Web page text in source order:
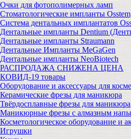
Очки для фотополимерных ламп
Стоматологические импланты
Система дентальных имплантатов
Дентальные импланты Dentium
Дентальные импланты Straumann
Дентальные Импланты MeGaGen
Дентальные импланты NeoBiotech
РАСПРОДАЖА СНИЖЕНА ЦЕНА
КОВИД-19 товары
Оборудование и аксессуары для
Керамические фрезы для маникюра
Твёрдосплавные фрезы для маникюра
Маникюрные фрезы с алмазным
Косметологическое оборудование и
Игрушки